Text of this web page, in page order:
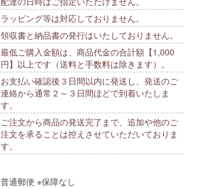
ラッピング等は対応しておりません。
領収書と納品書の発行はいたしておりません。
最低ご購入金額は、商品代金の合計額【1,000
円】以上です（送料と手数料は除きます）。
お支払い確認後３日間以内に発送し、発送のご
連絡から通常２～３日間ほどで到着いたしま
す。
ご注文から商品の発送完了まで、追加や他のご
注文を承ることは控えさせていただいておりま
す。
普通郵便 ※保障なし